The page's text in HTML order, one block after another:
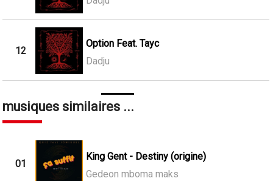
12
Option Feat. Tayc
Dadju
musiques similaires ...
01
King Gent - Destiny (origine)
Gedeon mboma maks